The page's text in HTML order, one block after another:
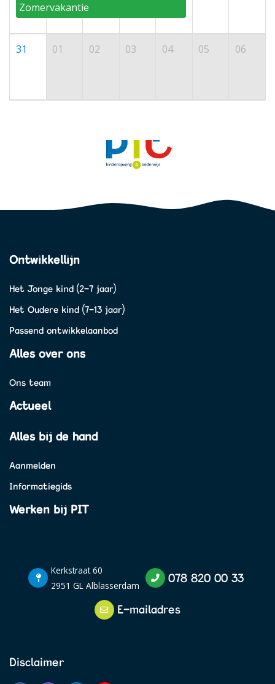
Zomervakantie
31 01 02 03 04 05 06
Ontwikkellijn
Het Jonge kind (2-7 jaar)
Het Oudere kind (7-13 jaar)
Passend ontwikkelaanbod
Alles over ons
Ons team
Actueel
Alles bij de hand
Aanmelden
Informatiegids
Werken bij PIT
Kerkstraat 60
2951 GL Alblasserdam
078 820 00 33
E-mailadres
Disclaimer